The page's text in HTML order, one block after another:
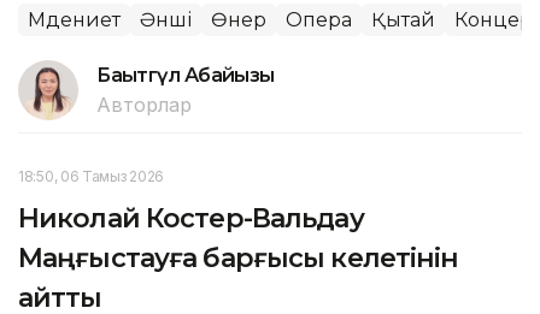
Мәдениет Әнші Өнер Опера Қытай Концерт
Бақытгүл Абайқызы
Авторлар
18:50, 06 Тамыз 2026
Николай Костер-Вальдау
Маңғыстауға барғысы келетінін
айтты